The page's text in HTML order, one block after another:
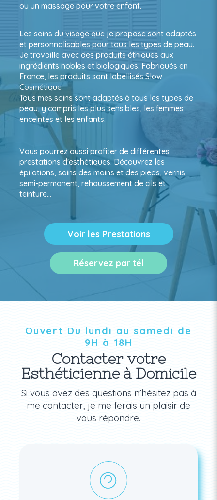
ou un massage pour votre enfant.
Les soins du visage que je propose sont adaptés
et personnalisables pour tous les types de peau.
Je travaille avec des produits éthiques aux
ingrédients nobles et biologiques. Fabriqués en
France, les produits sont labellisés Slow
Cosmétique.
Tous mes soins sont adaptés à tous les types de
peau, y compris les plus sensibles, les femmes
enceintes et les enfants.
Vous pourrez aussi profiter de différentes
prestations d'esthétiques. Découvrez les
épilations, soins des mains et des pieds, vernis
semi-permanent, rehaussement de cils et
teinture…
Voir les Prestations
Réservez par tél
Ouvert Du lundi au samedi de
9H à 18H
Contacter votre
Esthéticienne à Domicile
Si vous avez des questions n’hésitez pas à
me contacter, je me ferais un plaisir de
vous répondre.